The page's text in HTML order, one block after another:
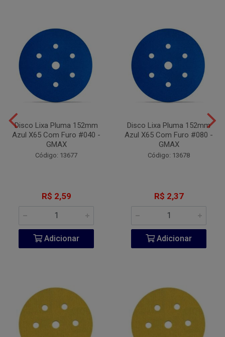
Disco Lixa Pluma 152mm
Azul X65 Com Furo #040 -
GMAX
Código: 13677
R$ 2,59
Adicionar
Disco Lixa Pluma 152mm
Azul X65 Com Furo #080 -
GMAX
Código: 13678
R$ 2,37
Adicionar